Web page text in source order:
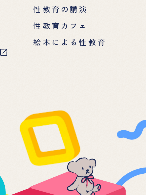
性教育の講演
性教育カフェ
絵本による性教育